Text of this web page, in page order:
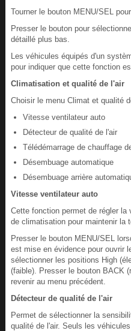
Tourner le bouton MENU/SEL
Presser le bouton pour
détaillé plus bas.
Les véhicules équipés d'un
pour indiquer que cette fonction
Climatisation et qualité de l'air
Choisir le menu Climat et qualité
Vitesse ventilateur auto
Détecteur de qualité de l'air
Télédémarrage de chauffage
Désembuage automatique
Désembuage arrière
Vitesse ventilateur auto
Cette fonction permet de régler
de climatisation pour maintenir la
Presser le bouton MENU/SEL
est mise en évidence pour ouvrir
sélectionner les positions High
(faible). Presser le bouton BACK
revenir au menu précédent.
Détecteur de qualité de l'air
Permet de sélectionner la
qualité de l'air. Seuls les